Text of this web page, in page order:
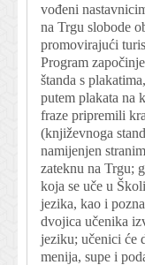
vođeni
na Trgu slobode
promovirajući
Program
štanda s
putem plakata na
fraze pripremili
(književnoga
namijenjen
zateknu na Trgu;
koja se uče u
jezika, kao i
dvojica učenika
jeziku; učenici će
menija, supe i